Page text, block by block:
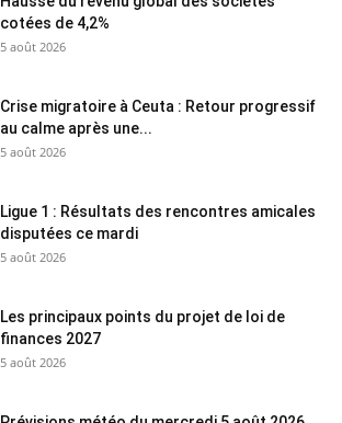
cotées de 4,2%
5 août 2026
Crise migratoire à Ceuta : Retour progressif
au calme après une...
5 août 2026
Ligue 1 : Résultats des rencontres amicales
disputées ce mardi
5 août 2026
Les principaux points du projet de loi de
finances 2027
5 août 2026